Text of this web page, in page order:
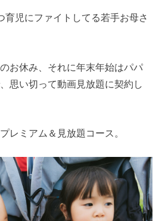
育児にファイトしてる若手お母さ
お休み、それに年末年始はパパ
思い切って動画見放題に契約し
レミアム＆見放題コース。